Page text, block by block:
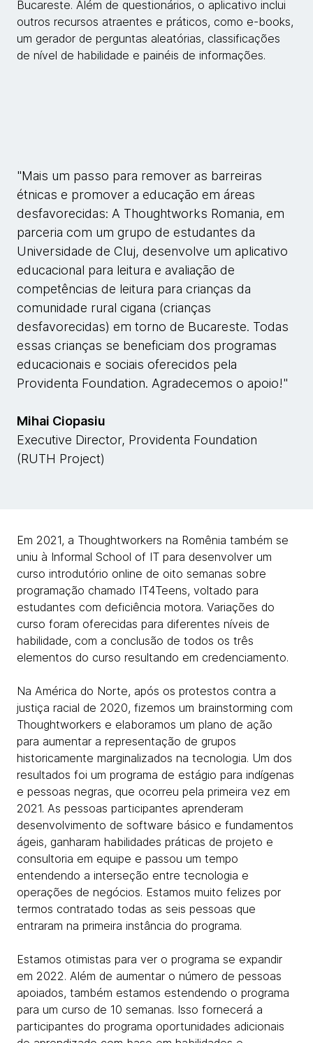
Bucareste. Além de questionários, o aplicativo inclui
outros recursos atraentes e práticos, como e-books,
um gerador de perguntas aleatórias, classificações
de nível de habilidade e painéis de informações.
"Mais um passo para remover as barreiras
étnicas e promover a educação em áreas
desfavorecidas: A Thoughtworks Romania, em
parceria com um grupo de estudantes da
Universidade de Cluj, desenvolve um aplicativo
educacional para leitura e avaliação de
competências de leitura para crianças da
comunidade rural cigana (crianças
desfavorecidas) em torno de Bucareste. Todas
essas crianças se beneficiam dos programas
educacionais e sociais oferecidos pela
Providenta Foundation. Agradecemos o apoio!"
Mihai Ciopasiu
Executive Director, Providenta Foundation
(RUTH Project)
Em 2021, a Thoughtworkers na Romênia também se
uniu à Informal School of IT para desenvolver um
curso introdutório online de oito semanas sobre
programação chamado IT4Teens, voltado para
estudantes com deficiência motora. Variações do
curso foram oferecidas para diferentes níveis de
habilidade, com a conclusão de todos os três
elementos do curso resultando em credenciamento.
Na América do Norte, após os protestos contra a
justiça racial de 2020, fizemos um brainstorming com
Thoughtworkers e elaboramos um plano de ação
para aumentar a representação de grupos
historicamente marginalizados na tecnologia. Um dos
resultados foi um programa de estágio para indígenas
e pessoas negras, que ocorreu pela primeira vez em
2021. As pessoas participantes aprenderam
desenvolvimento de software básico e fundamentos
ágeis, ganharam habilidades práticas de projeto e
consultoria em equipe e passou um tempo
entendendo a interseção entre tecnologia e
operações de negócios. Estamos muito felizes por
termos contratado todas as seis pessoas que
entraram na primeira instância do programa.
Estamos otimistas para ver o programa se expandir
em 2022. Além de aumentar o número de pessoas
apoiados, também estamos estendendo o programa
para um curso de 10 semanas. Isso fornecerá a
participantes do programa oportunidades adicionais